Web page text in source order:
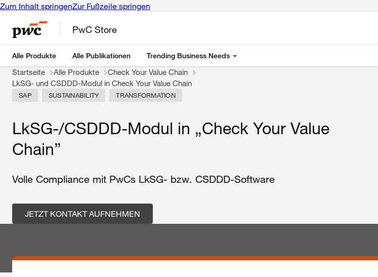
Zum Inhalt springenZur Fußzeile springen
PwC Store
Alle Produkte Alle Publikationen Trending Business Needs
Startseite Alle Produkte
Check Your Value Chain
LkSG- und CSDDD-Modul in Check Your Value Chain
SAP SUSTAINABILITY TRANSFORMATION
LkSG-/CSDDD-Modul in „Check Your Value
Chain”
Volle Compliance mit PwCs LkSG- bzw. CSDDD-Software
JETZT KONTAKT AUFNEHMEN